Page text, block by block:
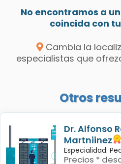
No encontramos a
coincida con
Cambia la
especialistas que
Otros
Dr. Alfonso
Martniinez
Especialidad:
Precios *